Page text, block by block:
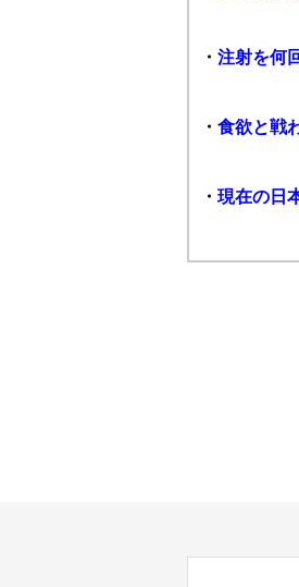
・ 注射を何
・ 食欲と戦
・ 現在の日